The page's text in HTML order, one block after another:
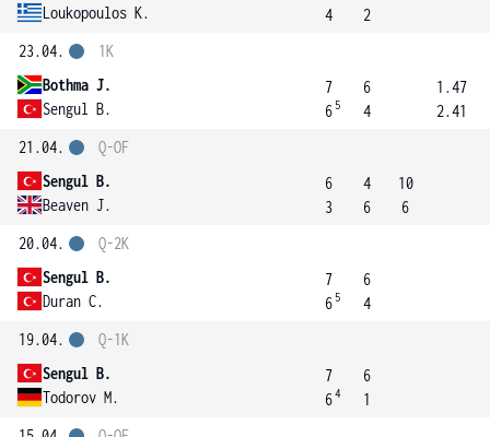
Loukopoulos K.
4
2
23.04.
Bothma J.
Sengul B.
1K
7
6 5
6
4
1.47
2.41
21.04.
Sengul B.
Beaven J.
Q-OF
6
3
4
6
10
6
20.04.
Sengul B.
Duran C.
Q-2K
7
6 5
6
4
19.04.
Sengul B.
Todorov M.
Q-1K
7
64
6
1